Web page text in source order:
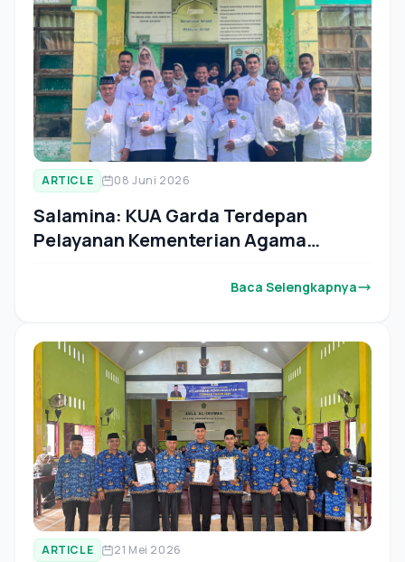
ARTICLE 08 Juni 2026
Salamina: KUA Garda Terdepan
Pelayanan Kementerian Agama
Baca Selengkapnya
ARTICLE 21 Mei 2026